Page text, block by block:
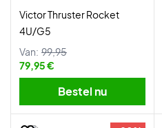
Victor Thruster Rocket
4U/G5
Van: 99,95
79,95 €
Bestel nu